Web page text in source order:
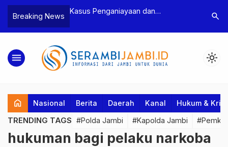
Breaking News
Bea Cukai
Pelaku beserta
dan 146 Gram
Kasus Penganiayaan dan
Tebo Tetapkan Dua Tersangka
Polres
Dua
search
menu light_mode
home Nasional Berita Daerah Kanal Hukum &
TRENDING TAGS #Polda Jambi #Kapolda Jambi
hukuman bagi pelaku narkoba